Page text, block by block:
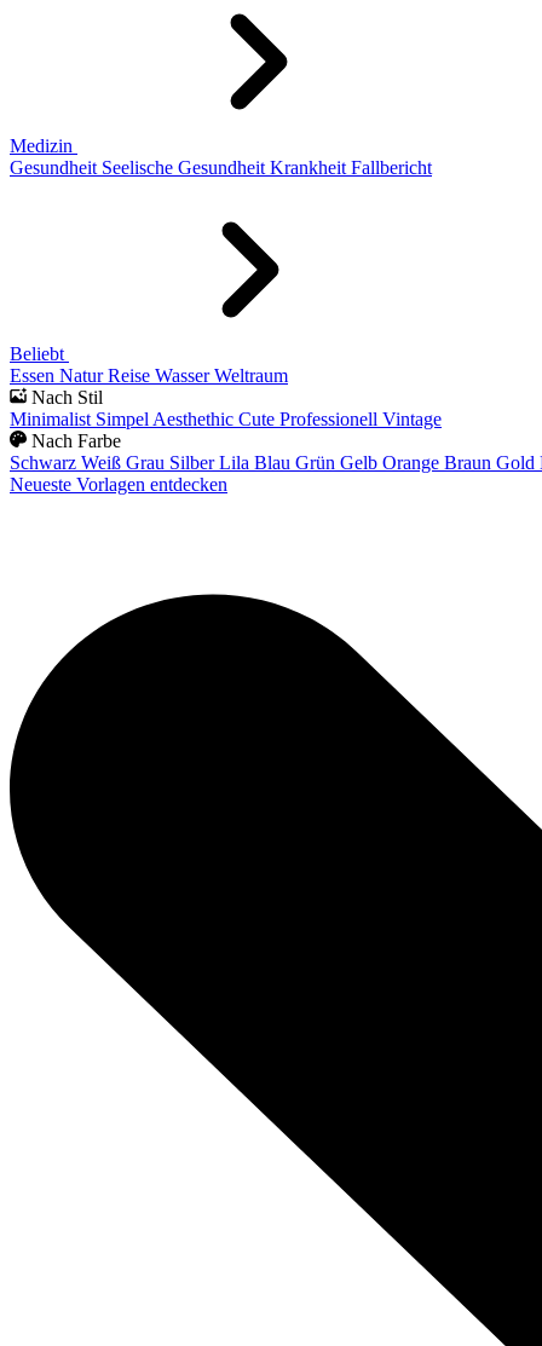
Medizin
Gesundheit Seelische Gesundheit Krankheit Fallbericht
Beliebt
Essen Natur Reise Wasser Weltraum
Nach Stil
Minimalist Simpel Aesthethic Cute Professionell Vintage
Nach Farbe
Schwarz Weiß Grau Silber Lila Blau Grün Gelb Orange Braun Gold
Neueste Vorlagen entdecken